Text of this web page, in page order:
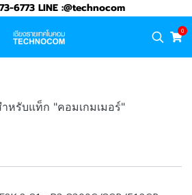
6773 LINE :@technocom
0
หรับแท็ก "คอมเกมเมอร์"